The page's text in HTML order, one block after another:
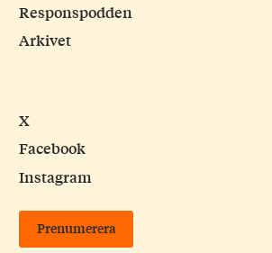
Responspodden
Arkivet
X
Facebook
Instagram
Prenumerera